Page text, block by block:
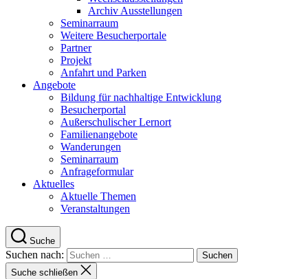
Archiv Ausstellungen
Seminarraum
Weitere Besucherportale
Partner
Projekt
Anfahrt und Parken
Angebote
Bildung für nachhaltige Entwicklung
Besucherportal
Außerschulischer Lernort
Familienangebote
Wanderungen
Seminarraum
Anfrageformular
Aktuelles
Aktuelle Themen
Veranstaltungen
Suche
Suchen nach:
Suche schließen